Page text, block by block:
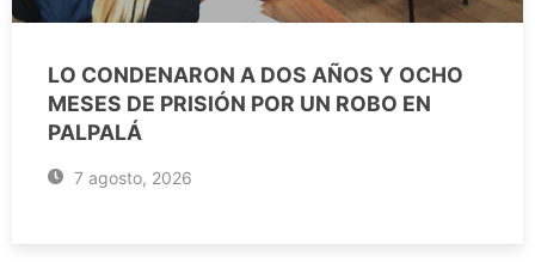
LO CONDENARON A DOS AÑOS Y OCHO
MESES DE PRISIÓN POR UN ROBO EN
PALPALÁ
7 agosto, 2026